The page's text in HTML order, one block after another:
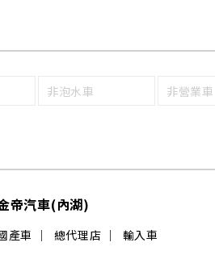
非泡水車 非營業車
帝汽車(內湖)
產車 總代理店
輸入車